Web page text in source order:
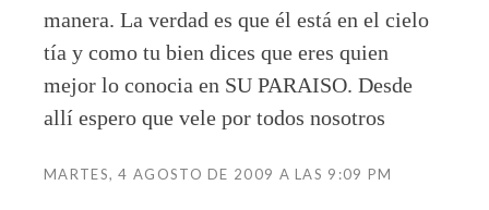
manera. La verdad es que él está en el cielo
tía y como tu bien dices que eres quien
mejor lo conocia en SU PARAISO. Desde
allí espero que vele por todos nosotros
MARTES, 4 AGOSTO DE 2009 A LAS 9:09 PM